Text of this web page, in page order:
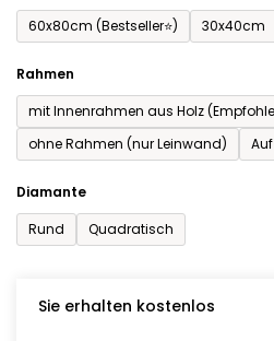
60x80cm (Bestseller⭐)
30x40cm
Rahmen
mit Innenrahmen aus Holz
ohne Rahmen (nur Leinwand)
Diamante
Rund
Quadratisch
Sie erhalten kostenlos